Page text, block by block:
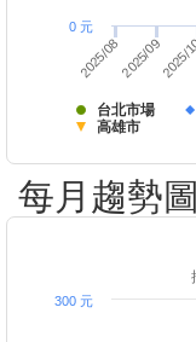
台北市場
高雄市
2025/082025/092025/
0 元
每月趨勢圖
300 元